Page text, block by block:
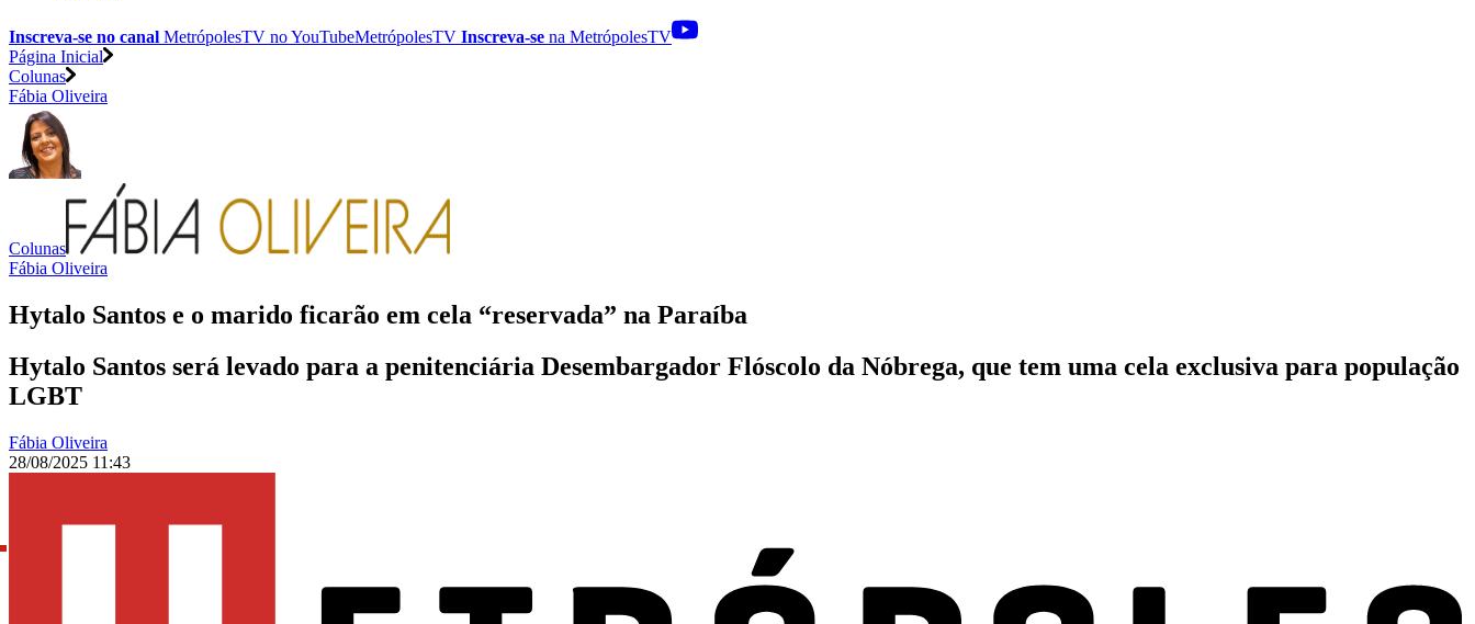
Inscreva-se no canal MetrópolesTV noYouTubeMetrópolesTV Inscreva-se na MetrópolesTV
Página Inicial
Colunas
Fábia Oliveira
Colunas
Fábia Oliveira
Hytalo Santos e o marido ficarão em cela “reservada” na Paraíba
Hytalo Santos será levado para a penitenciária Desembargador Flóscolo da Nóbrega, que tem uma cela exclusiva para população
LGBT
Fábia Oliveira
28/08/2025 11:43